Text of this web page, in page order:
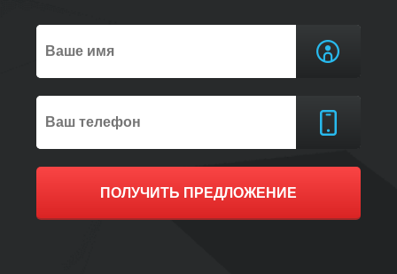
ПОЛУЧИТЬ ПРЕДЛОЖЕНИЕ